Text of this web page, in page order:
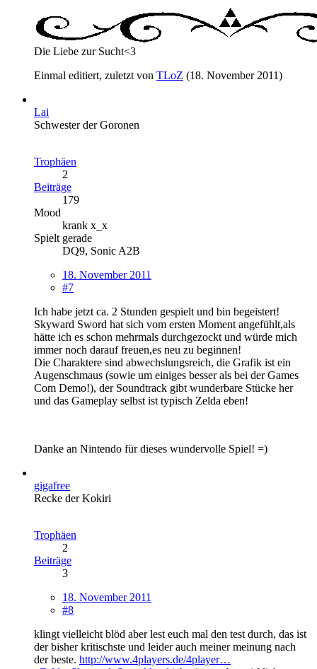
Die Liebe zur Sucht<3
Einmal editiert, zuletzt von TLoZ (18. November 2011)
Lai
Schwester der Goronen
Trophäen
2
Beiträge
179
Mood
krank x_x
Spielt gerade
DQ9, Sonic A2B
18. November 2011
#7
Ich habe jetzt ca. 2 Stunden gespielt und bin begeistert!
Skyward Sword hat sich vom ersten Moment angefühlt,als
hätte ich es schon mehrmals durchgezockt und würde mich
immer noch darauf freuen,es neu zu beginnen!
Die Charaktere sind abwechslungsreich, die Grafik ist ein
Augenschmaus (sowie um einiges besser als bei der Games
Com Demo!), der Soundtrack gibt wunderbare Stücke her
und das Gameplay selbst ist typisch Zelda eben!
Danke an Nintendo für dieses wundervolle Spiel! =)
gigafree
Recke der Kokiri
Trophäen
2
Beiträge
3
18. November 2011
#8
klingt vielleicht blöd aber lest euch mal den test durch, das ist
der bisher kritischste und leider auch meiner meinung nach
der beste. http://www.4players.de/4player…